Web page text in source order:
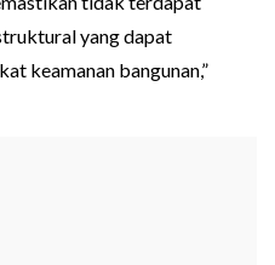
yang dapat
keamanan bangunan,”